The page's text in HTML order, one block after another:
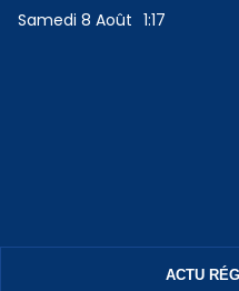
Samedi 8 Août 1:17
ACTU